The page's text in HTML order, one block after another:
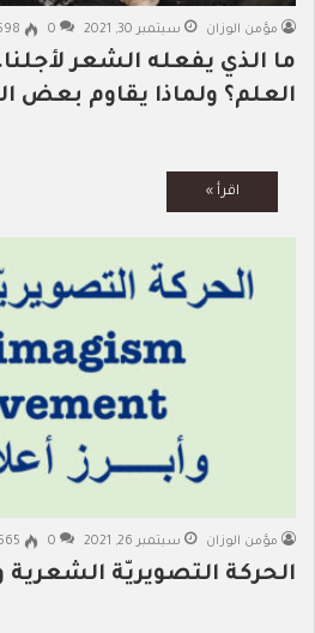
مؤمن الوزان سبتمبر 30, 2021 0
ما الذي يفعله الشعر
العلم؟ ولماذا يقاوم بعض
مؤمن الوزان سبتمبر 26, 2021 0
565
الحركة التصويريّة الشعرية